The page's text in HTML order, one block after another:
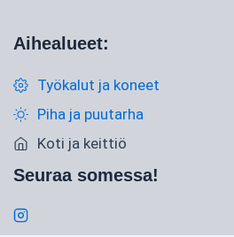
Aihealueet:
Työkalut ja koneet
Piha ja puutarha
Koti ja keittiö
Seuraa somessa!